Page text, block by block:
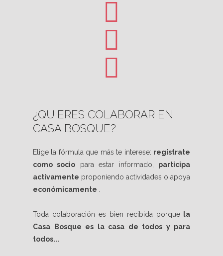
¿QUIERES COLABORAR EN
CASA BOSQUE?
Elige la fórmula que más te interese: regístrate
como socio para estar informado, participa
activamente proponiendo actividades o apoya
económicamente
Toda colaboración es bien recibida porque la
Casa Bosque es la casa de todos y para
todos...